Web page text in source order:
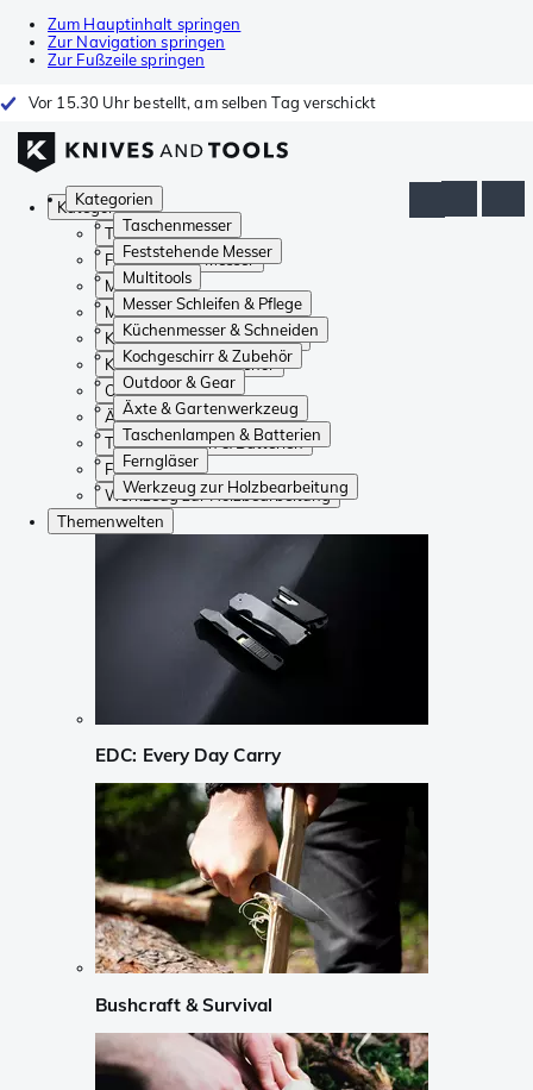
Zum Hauptinhalt springen
Zur Navigation springen
Zur Fußzeile springen
Vor 15.30 Uhr bestellt, am selben Tag verschickt
Kategorien
Taschenmesser
Feststehende Messer
Multitools
Messer Schleifen & Pflege
Küchenmesser & Schneiden
Kochgeschirr & Zubehör
Outdoor & Gear
Äxte & Gartenwerkzeug
Taschenlampen & Batterien
Ferngläser
Werkzeug zur Holzbearbeitung
Kategorien
Taschenmesser
Feststehende Messer
Multitools
Messer Schleifen & Pflege
Küchenmesser & Schneiden
Kochgeschirr & Zubehör
Outdoor & Gear
Äxte & Gartenwerkzeug
Taschenlampen & Batterien
Ferngläser
Werkzeug zur Holzbearbeitung
Themenwelten
EDC: Every Day Carry
Bushcraft & Survival